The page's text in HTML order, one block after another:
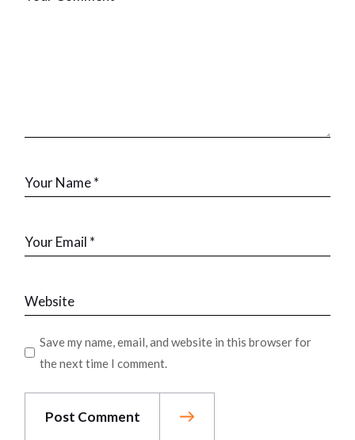
Save my name, email, and website in this browser for
the next time I comment.
Post Comment